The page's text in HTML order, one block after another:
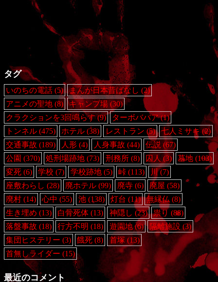
タグ
いのちの電話 (5) まんが日本昔ばなし (2)
アニメの聖地 (8) キャンプ場 (30)
クラクションを3回鳴らす(9) ターボババア(1)
トンネル (475) ホテル (38) レストラン (5) 七人ミサキ (2)
交通事故 (189) 人形 (4) 人身事故 (44) 伝説 (67)
公園 (370) 処刑場跡地 (73) 刑務所(8) 囚人 (3) 墓地(103)
変死 (6) 学校 (7) 学校跡地(5) 峠(113) 川(7)
座敷わらし (28) 廃ホテル (99) 廃寺(6) 廃屋 (58)
廃村 (14) 心中 (55) 池(138) 灯台 (11) 無縁仏 (8)
生き埋め (13) 白骨死体 (13) 神隠し (23) 祟り (88)
落盤事故 (18) 行方不明 (18) 遊園地(6) 隔離施設 (3)
集団ヒステリー (3) 餓死 (8) 首塚 (13)
首無しライダー (15)
最近のコメント